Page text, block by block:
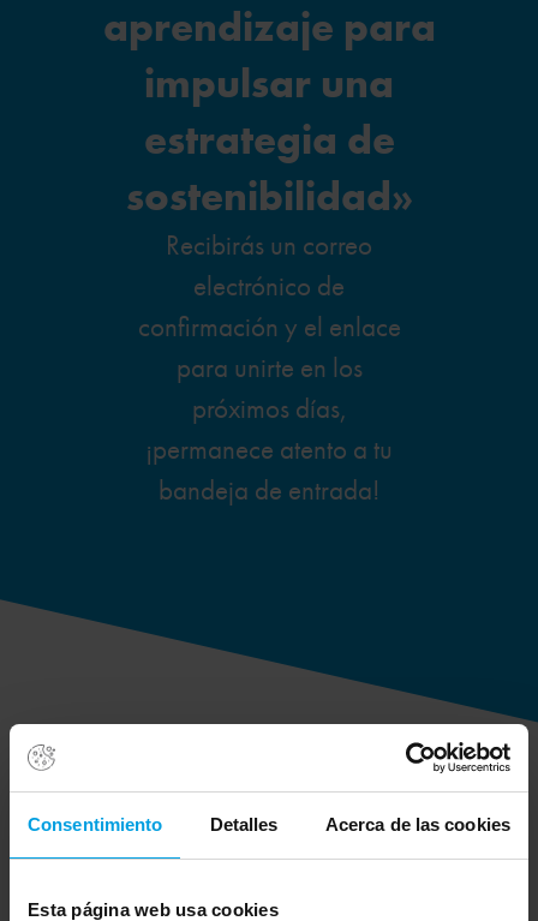
Consentimiento Detalles Acerca de las cookies
Esta página web usa cookies
aprendizaje para
impulsar una
estrategia de
sostenibilidad»
Recibirás un correo
electrónico de
confirmación y el enlace
para unirte en los
próximos días,
¡permanece atento a tu
bandeja de entrada!
Podemos ayudarte
organizacional, desarrollar habilidades digitales y